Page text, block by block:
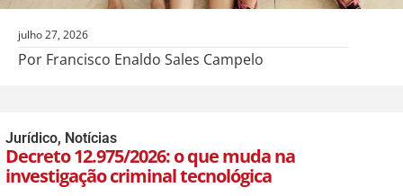
julho 27, 2026
Por Francisco Enaldo Sales Campelo
Jurídico, Notícias
Decreto 12.975/2026: o que muda na
investigação criminal tecnológica